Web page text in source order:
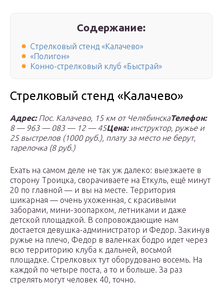
Содержание:
Стрелковый стенд «Калачево»
«Полигон»
Конно-стрелковый клуб «Быстрай»
Стрелковый стенд «Калачево»
Адрес:Пос. Калачево, 15 км от ЧелябинскаТелефон:
8 — 963 — 083 — 12 — 45Цена:инструктор, ружье и
25 выстрелов (1000 руб.), плату за место не берут,
тарелочка (8 руб.)
Ехать на самом деле не так уж далеко: выезжаете в
сторону Троицка, сворачиваете на Еткуль, ещё минут
20 по главной — и вы на месте. Территория
шикарная — очень ухоженная, с красивыми
заборами, мини-зоопарком, летниками и даже
детской площадкой. В сопровождающие нам
достается девушка-администратор и Федор. Закинув
ружье на плечо, Федор в валенках бодро идет через
всю территорию клуба к дальней, восьмой
площадке. Стрелковых тут оборудовано восемь. На
каждой по четыре поста, а то и больше. За раз
стрелять могут человек 40, точно.